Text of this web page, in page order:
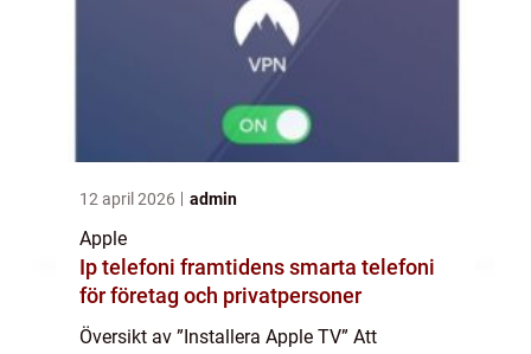
12 april 2026 admin
Apple
Ip telefoni framtidens smarta telefoni
för företag och privatpersoner
Översikt av ”Installera Apple TV” Att